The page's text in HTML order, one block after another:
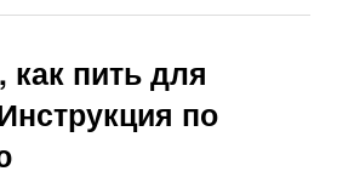
как пить для
по